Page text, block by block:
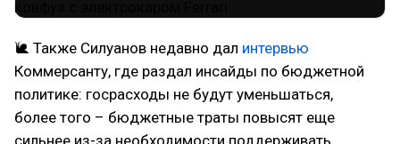
🐌 Также Силуанов недавно дал интервью
Коммерсанту, где раздал инсайды по бюджетной
политике: госрасходы не будут уменьшаться,
более того – бюджетные траты повысят еще
сильнее из-за необходимости поддерживать